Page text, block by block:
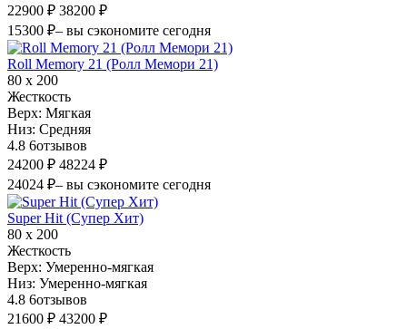
22900 ₽ 38200 ₽
15300 ₽– вы сэкономите сегодня
Roll Memory 21 (Ролл Мемори 21)
80 х 200
Жесткость
Верх: Мягкая
Низ: Средняя
4.8 6отзывов
24200 ₽ 48224 ₽
24024 ₽– вы сэкономите сегодня
Super Hit (Супер Хит)
80 х 200
Жесткость
Верх: Умеренно-мягкая
Низ: Умеренно-мягкая
4.8 6отзывов
21600 ₽ 43200 ₽